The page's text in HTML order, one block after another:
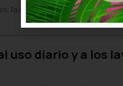
la impresión mantendrá su
uso diario y a los